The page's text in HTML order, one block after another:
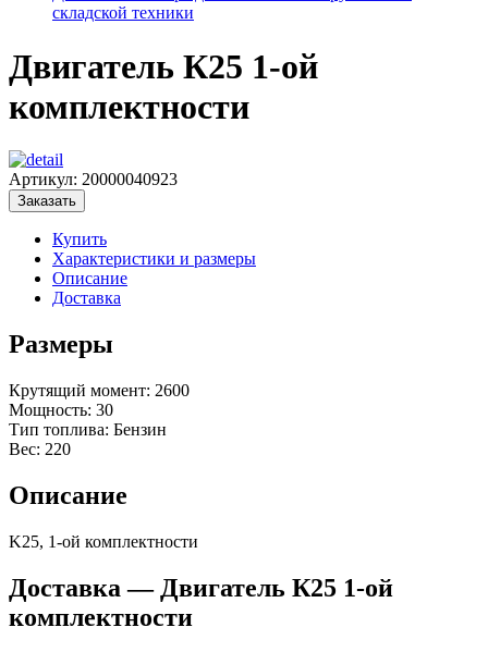
складской техники
Двигатель К25 1-ой
комплектности
Артикул: 20000040923
Заказать
Купить
Характеристики и размеры
Описание
Доставка
Размеры
Крутящий момент: 2600
Мощность: 30
Тип топлива: Бензин
Вес: 220
Описание
K25, 1-ой комплектности
Доставка — Двигатель К25 1-ой
комплектности